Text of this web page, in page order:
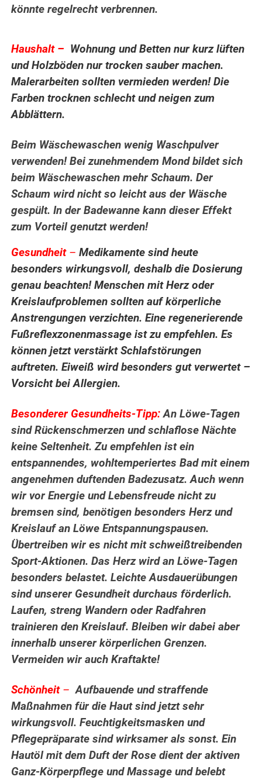
könnte regelrecht verbrennen.
Haushalt – Wohnung und Betten nur kurz lüften
und Holzböden nur trocken sauber machen.
Malerarbeiten sollten vermieden werden! Die
Farben trocknen schlecht und neigen zum
Abblättern.
Beim Wäschewaschen wenig Waschpulver
verwenden! Bei zunehmendem Mond bildet sich
beim Wäschewaschen mehr Schaum. Der
Schaum wird nicht so leicht aus der Wäsche
gespült. In der Badewanne kann dieser Effekt
zum Vorteil genutzt werden!
Gesundheit –Medikamente sind heute
besonders wirkungsvoll, deshalb die Dosierung
genau beachten! Menschen mit Herz oder
Kreislaufproblemen sollten auf körperliche
Anstrengungen verzichten. Eine regenerierende
Fußreflexzonenmassage ist zu empfehlen. Es
können jetzt verstärkt Schlafstörungen
auftreten. Eiweiß wird besonders gut verwertet –
Vorsicht bei Allergien.
Besonderer Gesundheits-Tipp:An Löwe-Tagen
sind Rückenschmerzen und schlaflose Nächte
keine Seltenheit. Zu empfehlen ist ein
entspannendes, wohltemperiertes Bad mit einem
angenehmen duftenden Badezusatz. Auch wenn
wir vor Energie und Lebensfreude nicht zu
bremsen sind, benötigen besonders Herz und
Kreislauf an Löwe Entspannungspausen.
Übertreiben wir es nicht mit schweißtreibenden
Sport-Aktionen. Das Herz wird an Löwe-Tagen
besonders belastet. Leichte Ausdauerübungen
sind unserer Gesundheit durchaus förderlich.
Laufen, streng Wandern oder Radfahren
trainieren den Kreislauf. Bleiben wir dabei aber
innerhalb unserer körperlichen Grenzen.
Vermeiden wir auch Kraftakte!
Schönheit–Aufbauende und straffende
Maßnahmen für die Haut sind jetzt sehr
wirkungsvoll. Feuchtigkeitsmasken und
Pflegepräparate sind wirksamer als sonst. Ein
Hautöl mit dem Duft der Rose dient der aktiven
Ganz-Körperpflege und Massage und belebt